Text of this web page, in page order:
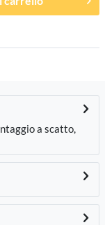
a scatto,